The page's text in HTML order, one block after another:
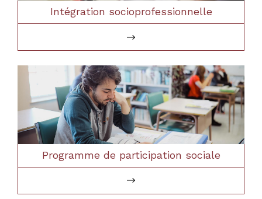
Intégration socioprofessionnelle
Programme de participation sociale